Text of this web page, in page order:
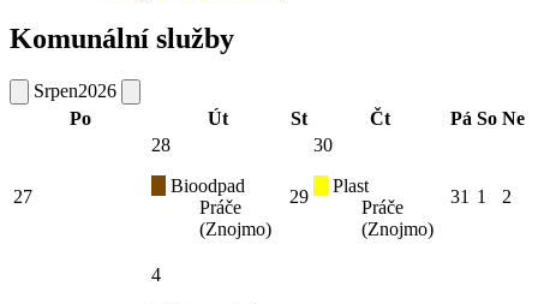
Komunální služby
Srpen2026
Po
Út St Čt Pá So Ne
27
28
Bioodpad
Práče
(Znojmo)
29
30
Plast
Práče
(Znojmo)
31 1 2
4